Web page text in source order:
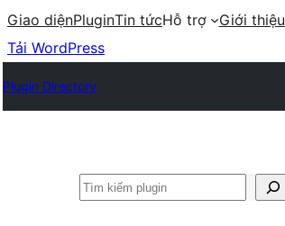
nội
dung
Giao diệnPluginTin tứcHỗ trợ Giới thiệu
Tải WordPress
Plugin Directory
Tìm